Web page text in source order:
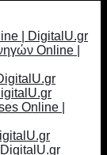
| DigitalU.gr
Online |
Online |